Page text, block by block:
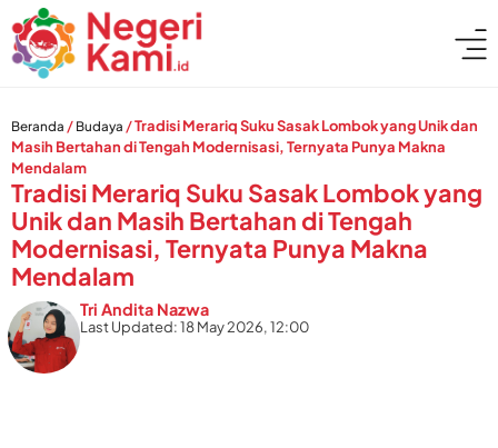
Beranda / Budaya /Tradisi Merariq Suku Sasak Lombok yang Unik dan
Masih Bertahan di Tengah Modernisasi, Ternyata Punya Makna
Mendalam
Tradisi Merariq Suku Sasak Lombok yang
Unik dan Masih Bertahan di Tengah
Modernisasi, Ternyata Punya Makna
Mendalam
Tri Andita Nazwa
Last Updated: 18 May 2026, 12:00